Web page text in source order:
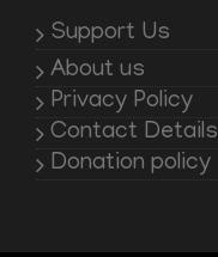
Support Us
About us
Privacy Policy
Contact Details
Donation policy